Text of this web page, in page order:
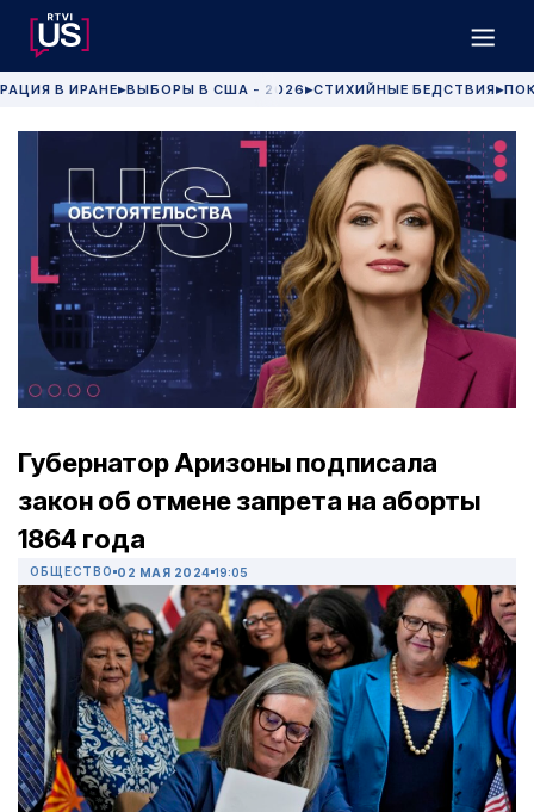
В ИРАНЕ▶ВЫБОРЫ В США - 2026 ▶СТИХИЙНЫЕ БЕДСТВИЯ▶
Губернатор Аризоны подписала
закон об отмене запрета на аборты
1864 года
ОБЩЕСТВО 02 МАЯ 2024 19:05